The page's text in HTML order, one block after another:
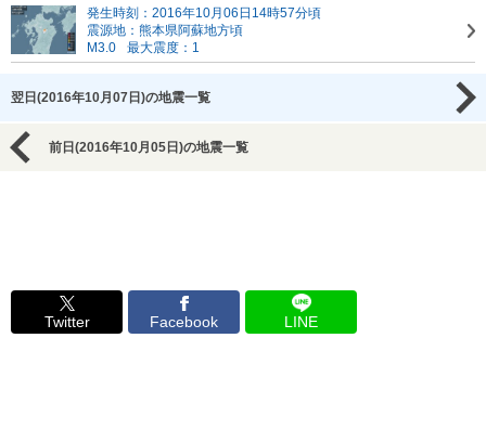
発生時刻：2016年10月06日14時57分頃
震源地：熊本県阿蘇地方頃
M3.0
最大震度：1
翌日(2016年10月07日)の地震一覧
前日(2016年10月05日)の地震一覧
Twitter Facebook LINE